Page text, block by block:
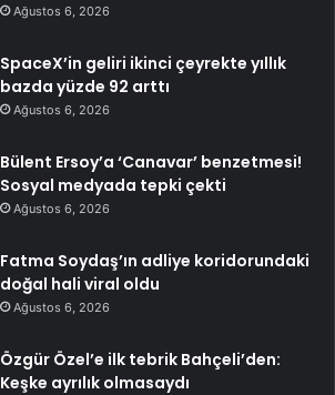
Ağustos 6, 2026
SpaceX’in geliri ikinci çeyrekte yıllık
bazda yüzde 92 arttı
Ağustos 6, 2026
Bülent Ersoy’a ‘Canavar’ benzetmesi!
Sosyal medyada tepki çekti
Ağustos 6, 2026
Fatma Soydaş’ın adliye koridorundaki
doğal hali viral oldu
Ağustos 6, 2026
Özgür Özel’e ilk tebrik Bahçeli’den:
Keşke ayrılık olmasaydı